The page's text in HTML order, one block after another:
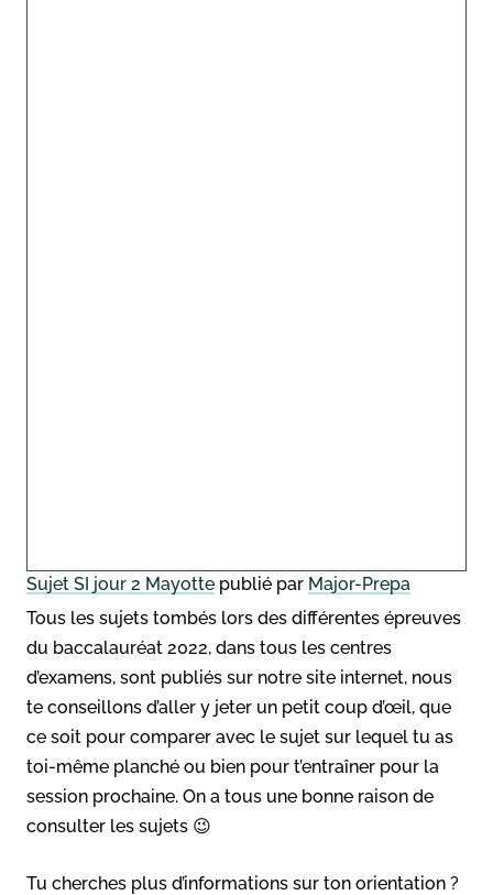
Sujet SI jour 2 Mayotte publié par Major-Prepa
Tous les sujets tombés lors des différentes épreuves
du baccalauréat 2022, dans tous les centres
d’examens, sont publiés sur notre site internet, nous
te conseillons d’aller y jeter un petit coup d’œil, que
ce soit pour comparer avec le sujet sur lequel tu as
toi-même planché ou bien pour t’entraîner pour la
session prochaine. On a tous une bonne raison de
consulter les sujets 😉
Tu cherches plus d’informations sur ton orientation ?